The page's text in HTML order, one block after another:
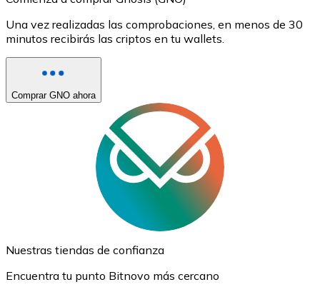
Una vez realizadas las comprobaciones, en menos de 30
minutos recibirás las criptos en tu wallets.
Comprar GNO ahora
Nuestras tiendas de confianza
Encuentra tu punto Bitnovo más cercano